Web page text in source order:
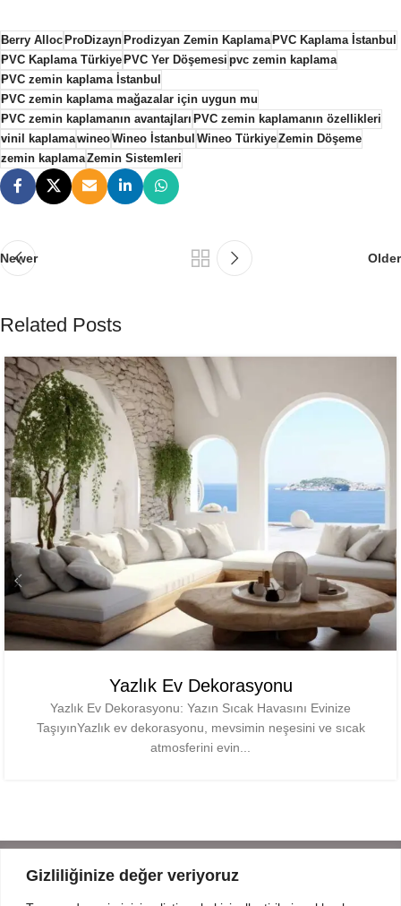
Gizliliğinize değer veriyoruz
Berry AllocProDizaynProdizyan Zemin KaplamaPVC Kaplama İstanbul
PVC Kaplama TürkiyePVC Yer Döşemesi pvc zemin kaplama
PVC zemin kaplama İstanbul
PVC zemin kaplama mağazalar için uygun mu
PVC zemin kaplamanın avantajları PVC zemin kaplamanın özellikleri
vinil kaplamawineoWineo İstanbul Wineo TürkiyeZemin Döşeme
zemin kaplamaZemin Sistemleri
Newer Older
Related Posts
Yazlık Ev Dekorasyonu
Yazlık Ev Dekorasyonu: Yazın Sıcak Havasını Evinize
TaşıyınYazlık ev dekorasyonu, mevsimin neşesini ve sıcak
atmosferini evin...